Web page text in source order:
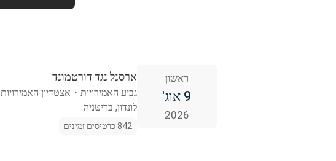
ראשון
9 אוג'
2026
ארסנל נגד דורטמונד
גביע האמירויות ・ אצטדיון האמירויות
לונדון, בריטניה
842 כרטיסים זמינים